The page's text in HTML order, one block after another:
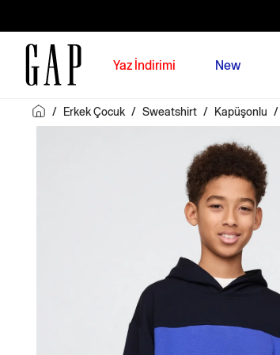
Yaz İndirimi New
/ Erkek Çocuk / Sweatshirt / Kapüşonlu /